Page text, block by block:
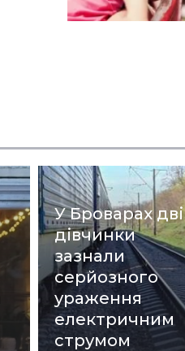
У Броварах дві
дівчинки
зазнали
серйозного
ураження
електричним
струмом